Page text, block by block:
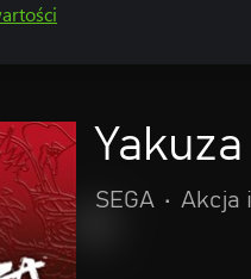
SEGA • Akcja